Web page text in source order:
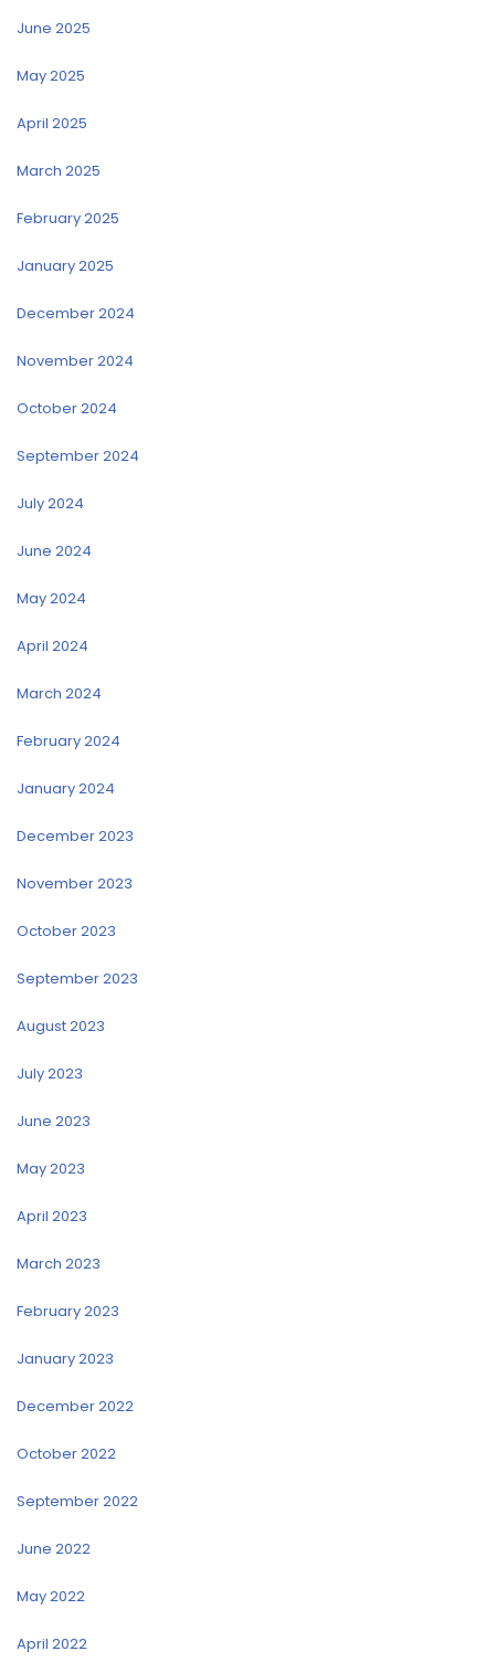
June 2025
May 2025
April 2025
March 2025
February 2025
January 2025
December 2024
November 2024
October 2024
September 2024
July 2024
June 2024
May 2024
April 2024
March 2024
February 2024
January 2024
December 2023
November 2023
October 2023
September 2023
August 2023
July 2023
June 2023
May 2023
April 2023
March 2023
February 2023
January 2023
December 2022
October 2022
September 2022
June 2022
May 2022
April 2022